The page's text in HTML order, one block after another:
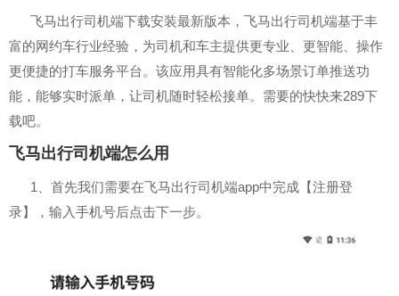
飞马出行司机端下载安装最新版本，飞马出行司机端基于丰
富的网约车行业经验，为司机和车主提供更专业、更智能、操作
更便捷的打车服务平台。该应用具有智能化多场景订单推送功
能，能够实时派单，让司机随时轻松接单。需要的快快来289下
载吧。
飞马出行司机端怎么用
1、首先我们需要在飞马出行司机端app中完成【注册登
录】，输入手机号后点击下一步。